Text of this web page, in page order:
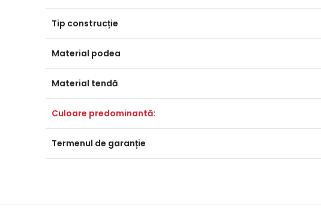
Tip construcție
Material podea
Material tendă
Culoare predominantă:
Termenul de garanție